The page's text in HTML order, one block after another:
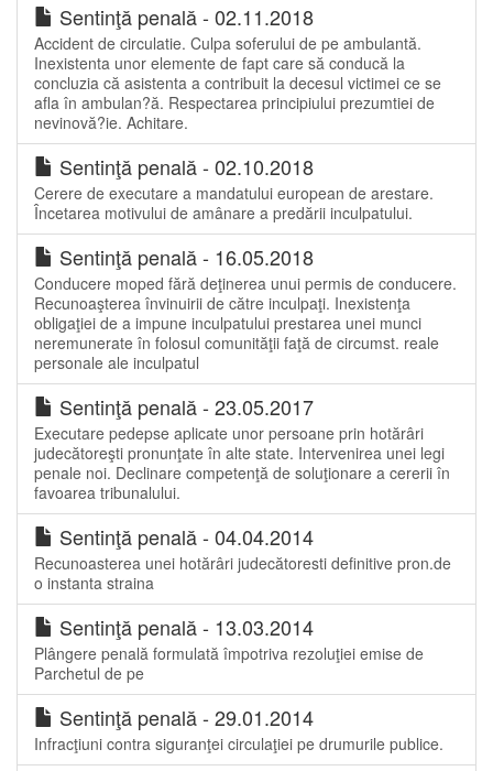
Sentinţă penală - 02.11.2018
Accident de circulatie. Culpa soferului de pe ambulantă.
Inexistenta unor elemente de fapt care să conducă la
concluzia că asistenta a contribuit la decesul victimei ce se
afla în ambulan?ă. Respectarea principiului prezumtiei de
nevinovă?ie. Achitare.
Sentinţă penală - 02.10.2018
Cerere de executare a mandatului european de arestare.
Încetarea motivului de amânare a predării inculpatului.
Sentinţă penală - 16.05.2018
Conducere moped fără deţinerea unui permis de conducere.
Recunoaşterea învinuirii de către inculpaţi. Inexistenţa
obligaţiei de a impune inculpatului prestarea unei munci
neremunerate în folosul comunităţii faţă de circumst. reale
personale ale inculpatul
Sentinţă penală - 23.05.2017
Executare pedepse aplicate unor persoane prin hotărâri
judecătoreşti pronunţate în alte state. Intervenirea unei legi
penale noi. Declinare competenţă de soluţionare a cererii în
favoarea tribunalului.
Sentinţă penală - 04.04.2014
Recunoasterea unei hotărâri judecătoresti definitive pron.de
o instanta straina
Sentinţă penală - 13.03.2014
Plângere penală formulată împotriva rezoluţiei emise de
Parchetul de pe
Sentinţă penală - 29.01.2014
Infracţiuni contra siguranţei circulaţiei pe drumurile publice.